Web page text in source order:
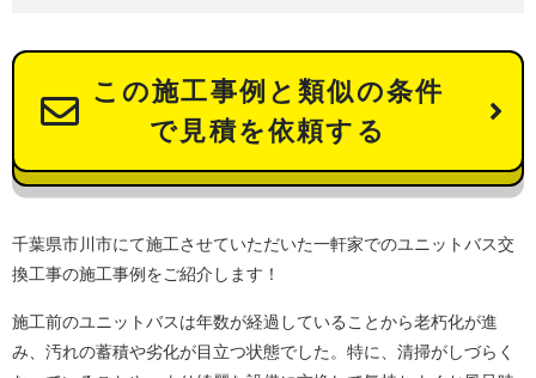
この施工事例と類似の条件
で見積を依頼する
千葉県市川市にて施工させていただいた一軒家でのユニットバス交
換工事の施工事例をご紹介します！
施工前のユニットバスは年数が経過していることから老朽化が進
み、汚れの蓄積や劣化が目立つ状態でした。特に、清掃がしづらく